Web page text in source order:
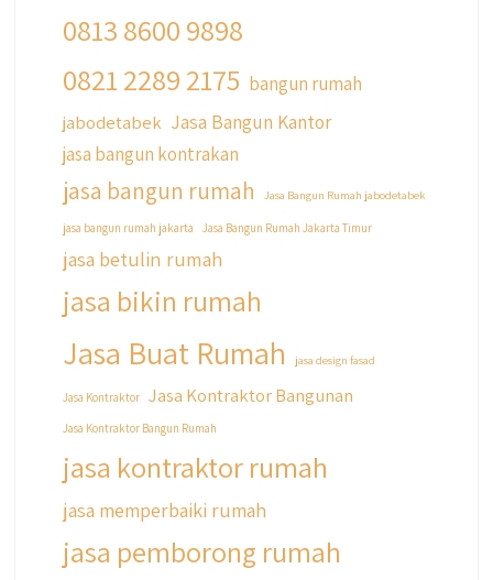
qyusipersada
3 years ago
Siapa yang udah masuk List untuk Bangun
dan Renovasi rumah Di @qyusipersada
Untuk informasi lebih lanjut terkait program
di bio yaa
#jasabangunrumahjakarta
#jasarenovasirumahjakarta
#kontraktorjakarta #kontraktorbangunan
#kontraktorbangunanjakarta
#kontraktorbekasi #kontraktorinteriorjakarta
#jasabangunrumahdepok
#jasarenovasirumahbekasi
#jasadesainrumahmurah
#jasadesainrumahjakarta
#kontraktorbangunanjabodetabek
#jasabangunrumahjabodetabek
0813 8600 9898
0821 2289 2175 bangun rumah
jabodetabek Jasa Bangun Kantor
jasa bangun kontrakan
jasa bangun rumah Jasa Bangun Rumah jabodetabek
jasa bangun rumah jakarta Jasa Bangun Rumah Jakarta Timur
jasa betulin rumah
jasa bikin rumah
Jasa Buat Rumah jasa design fasad
Jasa Kontraktor Jasa Kontraktor Bangunan
Jasa Kontraktor Bangun Rumah
jasa kontraktor rumah
jasa memperbaiki rumah
jasa pemborong rumah